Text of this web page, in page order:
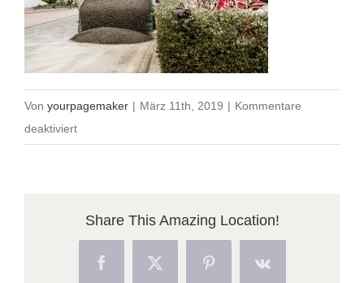
Von yourpagemaker | März 11th, 2019 | Kommentare
deaktiviertfür
Share This Amazing Location!
FacebookX PinterestVk